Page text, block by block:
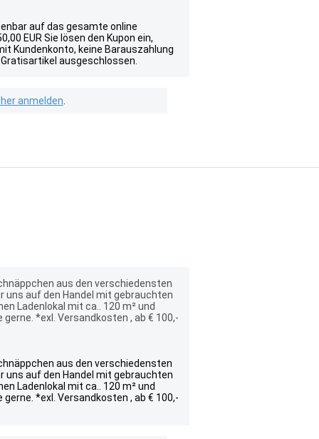
auf das gesamte online
EUR Sie lösen den Kupon ein,
Kundenkonto, keine Barauszahlung
ausgeschlossen.
anmelden
aus den verschiedensten
uns auf den Handel mit gebrauchten
Ladenlokal mit ca.. 120 m² und
*exl. Versandkosten , ab € 100,-
aus den verschiedensten
uns auf den Handel mit gebrauchten
Ladenlokal mit ca.. 120 m² und
*exl. Versandkosten , ab € 100,-